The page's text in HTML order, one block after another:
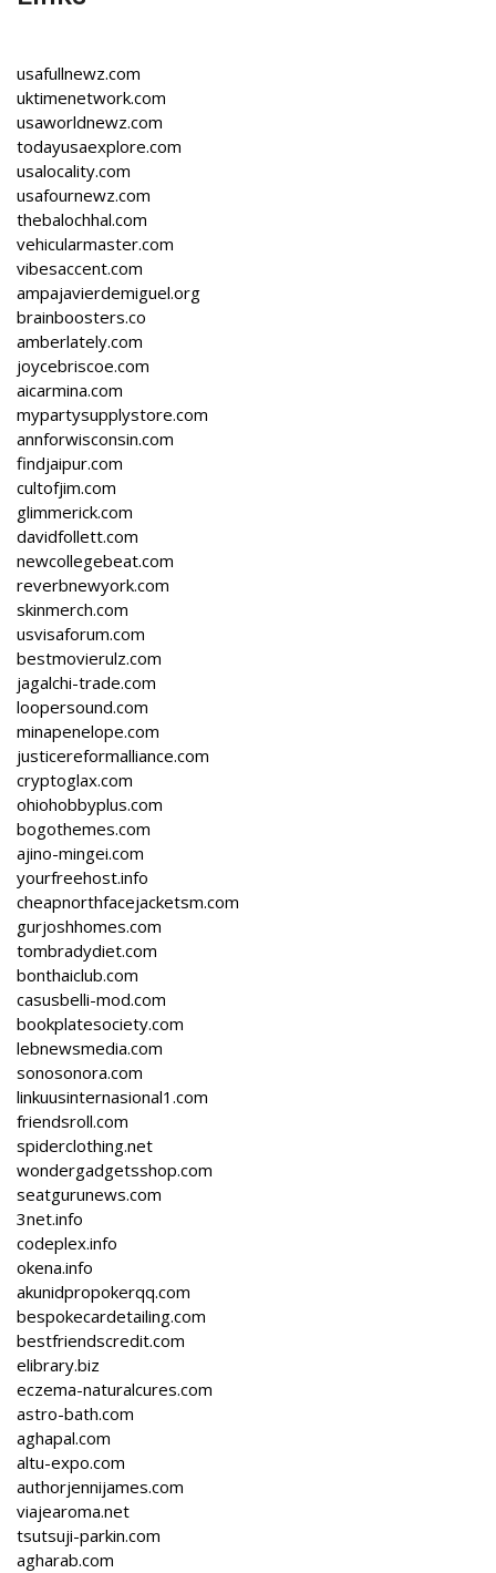
usafullnewz.com
uktimenetwork.com
usaworldnewz.com
todayusaexplore.com
usalocality.com
usafournewz.com
thebalochhal.com
vehicularmaster.com
vibesaccent.com
ampajavierdemiguel.org
brainboosters.co
amberlately.com
joycebriscoe.com
aicarmina.com
mypartysupplystore.com
annforwisconsin.com
findjaipur.com
cultofjim.com
glimmerick.com
davidfollett.com
newcollegebeat.com
reverbnewyork.com
skinmerch.com
usvisaforum.com
bestmovierulz.com
jagalchi-trade.com
loopersound.com
minapenelope.com
justicereformalliance.com
cryptoglax.com
ohiohobbyplus.com
bogothemes.com
ajino-mingei.com
yourfreehost.info
cheapnorthfacejacketsm.com
gurjoshhomes.com
tombradydiet.com
bonthaiclub.com
casusbelli-mod.com
bookplatesociety.com
lebnewsmedia.com
sonosonora.com
linkuusinternasional1.com
friendsroll.com
spiderclothing.net
wondergadgetsshop.com
seatgurunews.com
3net.info
codeplex.info
okena.info
akunidpropokerqq.com
bespokecardetailing.com
bestfriendscredit.com
elibrary.biz
eczema-naturalcures.com
astro-bath.com
aghapal.com
altu-expo.com
authorjennijames.com
viajearoma.net
tsutsuji-parkin.com
agharab.com